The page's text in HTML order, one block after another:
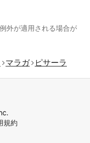
外が適用される場合が
マラガ
ピサーラ
規約